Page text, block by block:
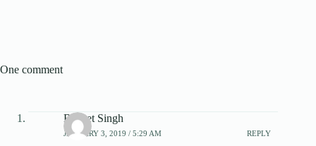
One comment
Baljeet Singh
JANUARY 3, 2019 / 5:29 AM REPLY